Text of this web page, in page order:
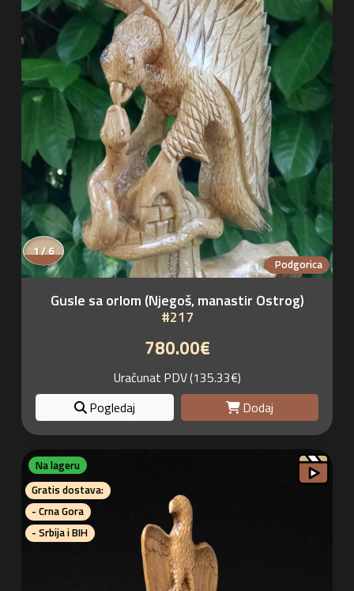
Podgorica
1 / 6
Gusle sa orlom (Njegoš, manastir Ostrog)
#217
780.00€
Uračunat PDV (135.33€)
Pogledaj
Dodaj
Na lageru
Gratis dostava:
- Crna Gora
- Srbija i BIH